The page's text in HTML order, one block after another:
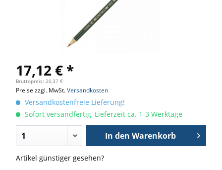
17,12 € *
Bruttopreis: 20,37 €
Preise zzgl. MwSt.Versandkosten
Versandkostenfreie Lieferung!
Sofort versandfertig, Lieferzeit ca. 1-3 Werktage
In den Warenkorb
Artikel günstiger gesehen?